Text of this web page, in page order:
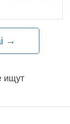
→
ищут